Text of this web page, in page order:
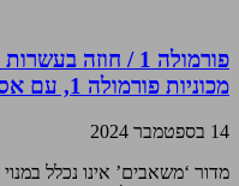
פורמולה 1 / חוזה
מכוניות פורמולה 1, עם אסטון מרטין
14 בספטמבר 2024
מדור ‘משאבים’ אינו נכלל